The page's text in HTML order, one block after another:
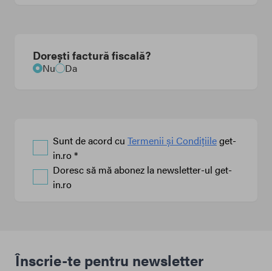
Dorești factură fiscală?
Nu Da
Sunt de acord cu Termenii și Condițiileget-
in.ro *
Doresc să mă abonez la newsletter-ul get-
in.ro
Înscrie-te pentru newsletter